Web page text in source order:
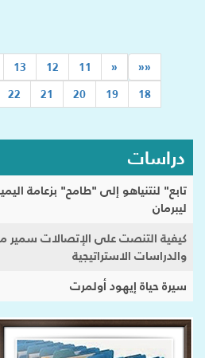
««
«
11
12
13
18
19
20
21
22
دراسات
تابع" لنتنياهو إلى "طامح" بزعامة
ليبرمان
كيفية التنصت على الإتصالات سمير
والدراسات الاستراتيجية
سيرة حياة إيهود أولمرت